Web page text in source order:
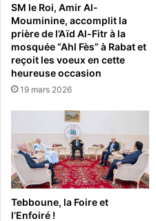
SM le Roi, Amir Al-
Mouminine, accomplit la
prière de l’Aïd Al-Fitr à la
mosquée “Ahl Fès” à Rabat et
reçoit les voeux en cette
heureuse occasion
19 mars 2026
Tebboune, la Foire et
l’Enfoiré !